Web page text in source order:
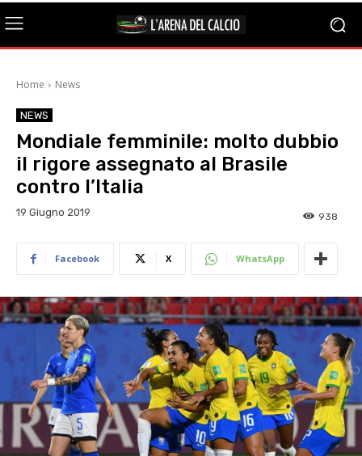
Home News
NEWS
Mondiale femminile: molto dubbio
il rigore assegnato al Brasile
contro l’Italia
19 Giugno 2019 938
Facebook X WhatsApp